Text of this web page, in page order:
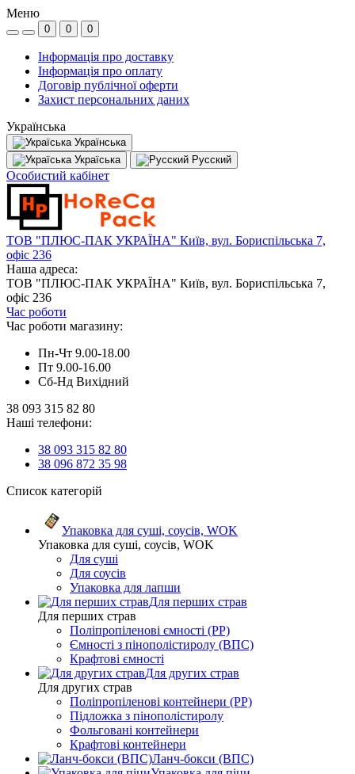
Меню
0 0 0
Інформація про доставку
Інформація про оплату
Договір публічної оферти
Захист персональних даних
Українська
Українська
Україська
Русский
Особистий кабінет
ТОВ "ПЛЮС-ПАК УКРАЇНА" Київ, вул. Бориспільська 7,
офіс 236
Наша адреса:
ТОВ "ПЛЮС-ПАК УКРАЇНА" Київ, вул. Бориспільська 7,
офіс 236
Час роботи
Час роботи магазину:
Пн-Чт 9.00-18.00
Пт 9.00-16.00
Сб-Нд Вихідний
38 093 315 82 80
Наші телефони:
38 093 315 82 80
38 096 872 35 98
Список категорій
Упаковка для суші, соусів, WOK
Упаковка для суші, соусів, WOK
Для суші
Для соусів
Упаковка для лапши
Для перших страв
Для перших страв
Поліпропіленові ємності (PP)
Ємності з пінополістиролу (ВПС)
Крафтові ємності
Для других страв
Для других страв
Поліпропіленові контейнери (PP)
Підложка з пінополістиролу
Фольговані контейнери
Крафтові контейнери
Ланч-бокси (ВПС)